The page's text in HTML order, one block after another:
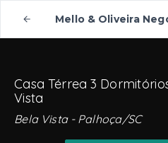
Mello & Oliveira
Casa Térrea 3
Vista
Bela Vista - Palhoça/SC